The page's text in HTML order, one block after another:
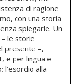
di ragione
con una storia
spiegarle. Un
le storie
presente –,
e per lingua e
l’esordio alla